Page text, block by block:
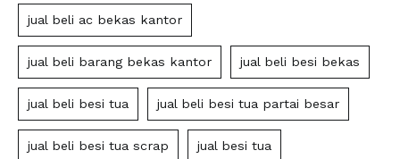
jual beli ac bekas kantor
jual beli barang bekas kantor jual beli besi bekas
jual beli besi tua jual beli besi tua partai besar
jual beli besi tua scrap jual besi tua